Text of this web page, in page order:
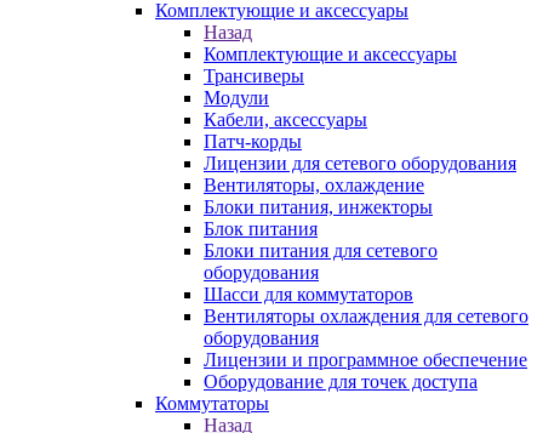
Комплектующие и аксессуары
Назад
Комплектующие и аксессуары
Трансиверы
Модули
Кабели, аксессуары
Патч-корды
Лицензии для сетевого оборудования
Вентиляторы, охлаждение
Блоки питания, инжекторы
Блок питания
Блоки питания для сетевого
оборудования
Шасси для коммутаторов
Вентиляторы охлаждения для сетевого
оборудования
Лицензии и программное обеспечение
Оборудование для точек доступа
Коммутаторы
Назад